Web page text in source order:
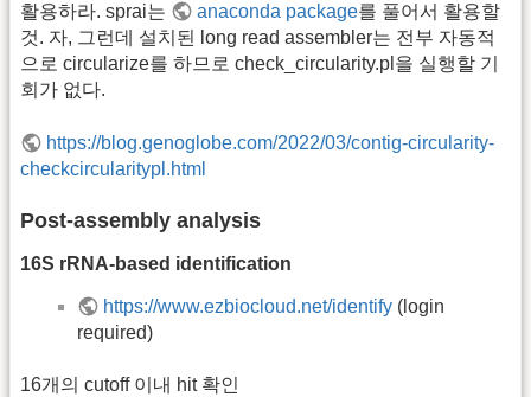
활용하라. sprai는
anaconda package를 풀어서 활용할
것. 자, 그런데 설치된 long read assembler는 전부 자동적
으로 circularize를 하므로 check_circularity.pl을 실행할 기
회가 없다.
https://blog.genoglobe.com/2022/03/contig-circularity-
checkcircularitypl.html
Post-assembly analysis
16S rRNA-based identification
https://www.ezbiocloud.net/identify (login
required)
16개의 cutoff 이내 hit 확인